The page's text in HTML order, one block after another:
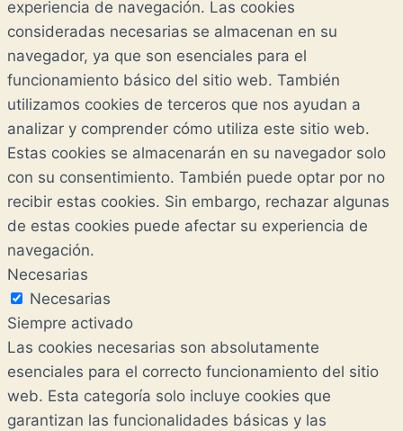
experiencia de navegación. Las cookies
consideradas necesarias se almacenan en su
navegador, ya que son esenciales para el
funcionamiento básico del sitio web. También
utilizamos cookies de terceros que nos ayudan a
analizar y comprender cómo utiliza este sitio web.
Estas cookies se almacenarán en su navegador solo
con su consentimiento. También puede optar por no
recibir estas cookies. Sin embargo, rechazar algunas
de estas cookies puede afectar su experiencia de
navegación.
Necesarias
Necesarias
Siempre activado
Las cookies necesarias son absolutamente
esenciales para el correcto funcionamiento del sitio
web. Esta categoría solo incluye cookies que
garantizan las funcionalidades básicas y las